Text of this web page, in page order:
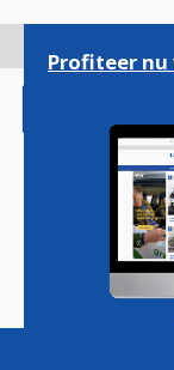
gaan
Magazine
Profiteer